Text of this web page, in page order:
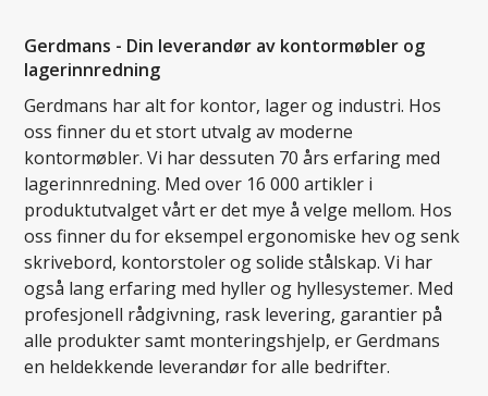
Gerdmans - Din leverandør av kontormøbler og
lagerinnredning
Gerdmans har alt for kontor, lager og industri. Hos
oss finner du et stort utvalg av moderne
kontormøbler. Vi har dessuten 70 års erfaring med
lagerinnredning. Med over 16 000 artikler i
produktutvalget vårt er det mye å velge mellom. Hos
oss finner du for eksempel ergonomiske hev og senk
skrivebord, kontorstoler og solide stålskap. Vi har
også lang erfaring med hyller og hyllesystemer. Med
profesjonell rådgivning, rask levering, garantier på
alle produkter samt monteringshjelp, er Gerdmans
en heldekkende leverandør for alle bedrifter.